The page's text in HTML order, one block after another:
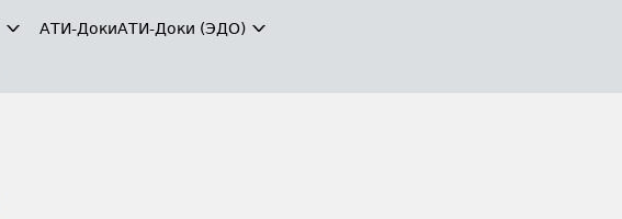
АТИ-ДокиАТИ-Доки (ЭДО)